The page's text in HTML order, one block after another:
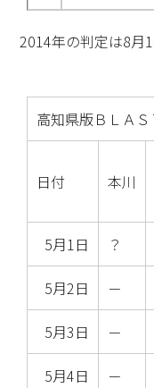
2014年の判定は8月
高知県版ＢＬＡ
日付 本川
5月1日 ？
5月2日 －
5月3日 －
5月4日 －